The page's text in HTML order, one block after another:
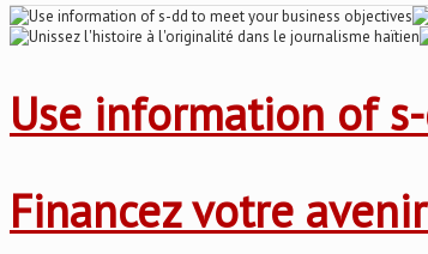
Use information of
Financez votre